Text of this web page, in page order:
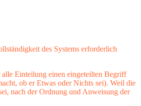
des Systems erforderlich
Einteilung einen eingeteilten Begriff
ob er Etwas oder Nichts sei). Weil die
nach der Ordnung und Anweisung der